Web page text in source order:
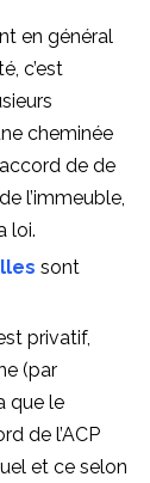
en général
c’est
cheminée
de de
l’immeuble,
loi.
sont
privatif,
(par
que le
de l’ACP
et ce selon